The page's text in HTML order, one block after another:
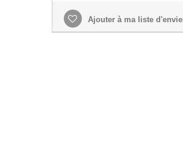
Ajouter à ma liste